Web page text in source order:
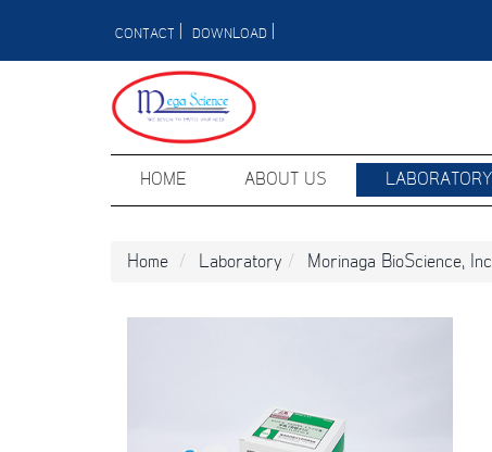
CONTACT DOWNLOAD
HOME ABOUT US LABORATORY
Home Laboratory Morinaga BioScience, Inc